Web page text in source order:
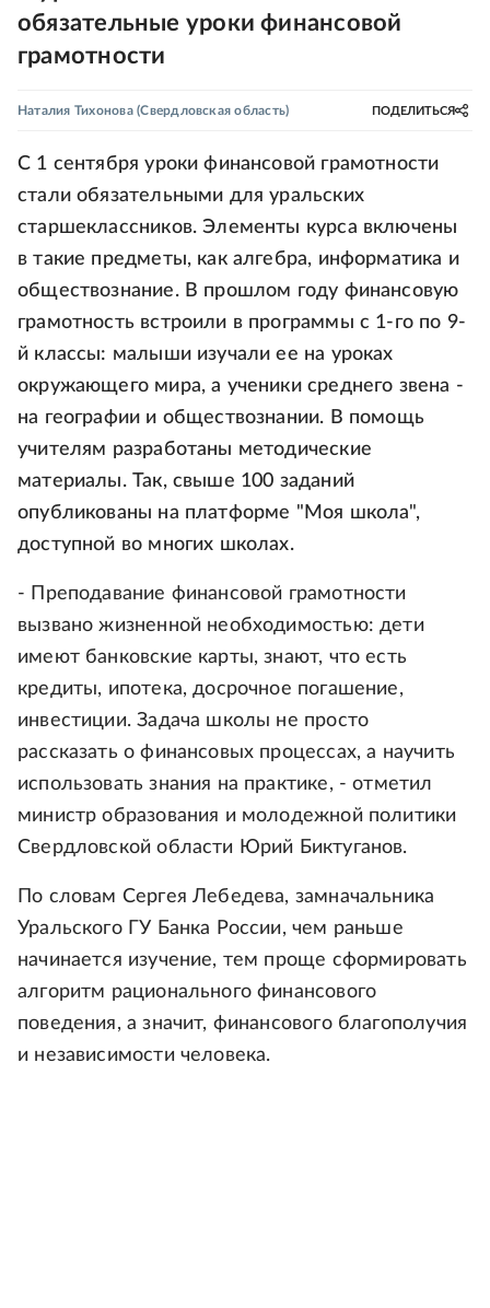
обязательные уроки финансовой
грамотности
Наталия Тихонова(Свердловская область) ПОДЕЛИТЬСЯ
С 1 сентября уроки финансовой грамотности
стали обязательными для уральских
старшеклассников. Элементы курса включены
в такие предметы, как алгебра, информатика и
обществознание. В прошлом году финансовую
грамотность встроили в программы с 1-го по 9-
й классы: малыши изучали ее на уроках
окружающего мира, а ученики среднего звена -
на географии и обществознании. В помощь
учителям разработаны методические
материалы. Так, свыше 100 заданий
опубликованы на платформе "Моя школа",
доступной во многих школах.
- Преподавание финансовой грамотности
вызвано жизненной необходимостью: дети
имеют банковские карты, знают, что есть
кредиты, ипотека, досрочное погашение,
инвестиции. Задача школы не просто
рассказать о финансовых процессах, а научить
использовать знания на практике, - отметил
министр образования и молодежной политики
Свердловской области Юрий Биктуганов.
По словам Сергея Лебедева, замначальника
Уральского ГУ Банка России, чем раньше
начинается изучение, тем проще сформировать
алгоритм рационального финансового
поведения, а значит, финансового благополучия
и независимости человека.